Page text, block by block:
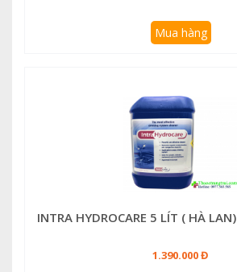
Mua hàng
INTRA HYDROCARE 5 LÍT ( HÀ LAN)
1.390.000 Đ